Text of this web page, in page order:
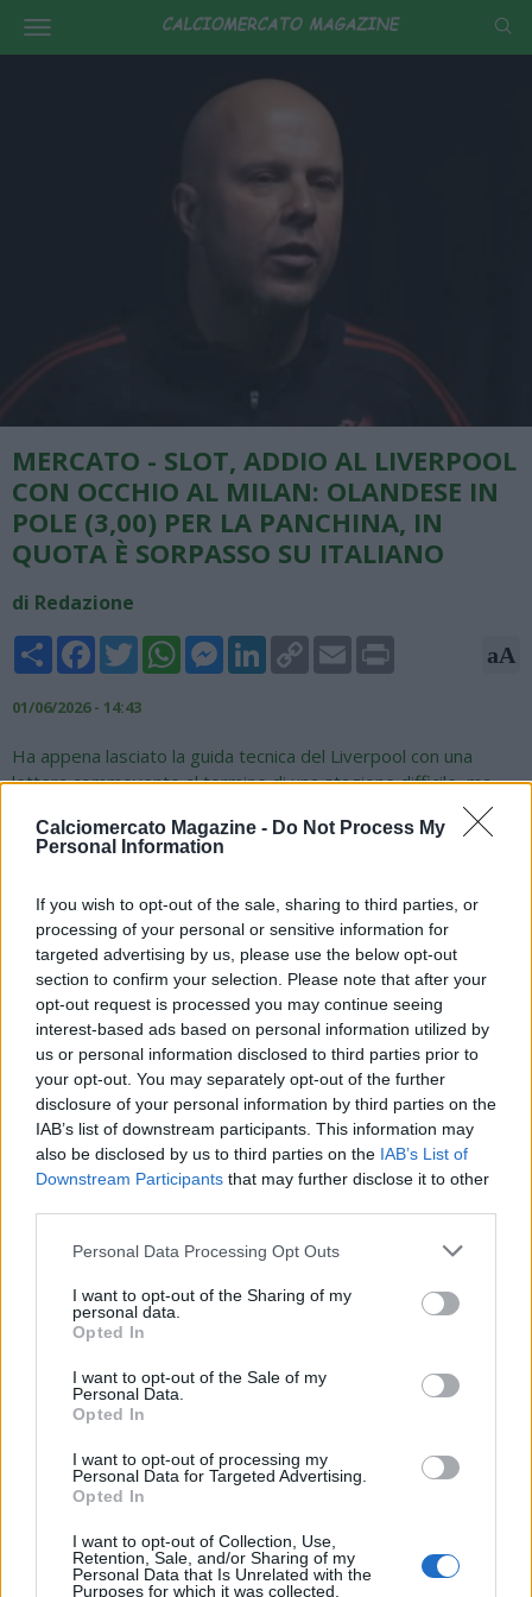
Calciomercato Magazine - Do Not Process My
Personal Information
If you wish to opt-out of the sale, sharing to third parties, or
processing of your personal or sensitive information for
targeted advertising by us, please use the below opt-out
section to confirm your selection. Please note that after your
opt-out request is processed you may continue seeing
interest-based ads based on personal information utilized by
us or personal information disclosed to third parties prior to
your opt-out. You may separately opt-out of the further
disclosure of your personal information by third parties on the
IAB’s list of downstream participants. This information may
also be disclosed by us to third parties on the IAB’s List of
Downstream Participants that may further disclose it to other
Personal Data Processing Opt Outs
I want to opt-out of the Sharing of my
personal data.
Opted In
I want to opt-out of the Sale of my
Personal Data.
Opted In
I want to opt-out of processing my
Personal Data for Targeted Advertising.
Opted In
I want to opt-out of Collection, Use,
Retention, Sale, and/or Sharing of my
Personal Data that Is Unrelated with the
Purposes for which it was collected.
MERCATO - SLOT, ADDIO AL LIVERPOOL
CON OCCHIO AL MILAN: OLANDESE IN
POLE (3,00) PER LA PANCHINA, IN
QUOTA È SORPASSO SU ITALIANO
di Redazione
Share FacebookTwitterWhatsAppMessengerLinkedInCopy
Link
Email aA
01/06/2026 - 14:43
Ha appena lasciato la guida tecnica del Liverpool con una
lettera commovente al termine di una stagione difficile, ma
con la soddisfazione di aver portato i “Reds”, lo scorso anno,
alla conquista della ventesima Premier League. Arne Slot è
tornato sul mercato degli allenatori ed ecco spuntare la pista
nome dell'olandese, riporta Agipronews, è in “pole”, sulla
lavagna di Snai, per la panchina rossonera a 3,00. L'alternativa
principale resta Vincenzo Italiano, offerto a 3,50 su
Planetwin365 e considerato il favorito fino a pochi giorni fa.
Perdono terreno, nelle quote, le ipotesi di Mauricio
Pochettino (attuale c.t. degli Stati Uniti) e dell'ex allenatore e
giocatore del Barcellona Xavi, che passano rispettivamente da
4 a 6,50 e da 5,00 a 7,00.